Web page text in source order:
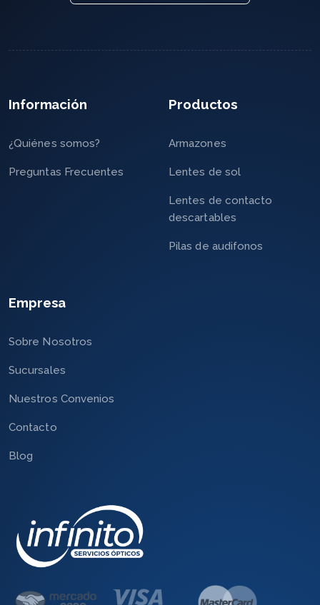
Información
¿Quiénes somos?
Preguntas Frecuentes
Productos
Armazones
Lentes de sol
Lentes de contacto
descartables
Pilas de audifonos
Empresa
Sobre Nosotros
Sucursales
Nuestros Convenios
Contacto
Blog